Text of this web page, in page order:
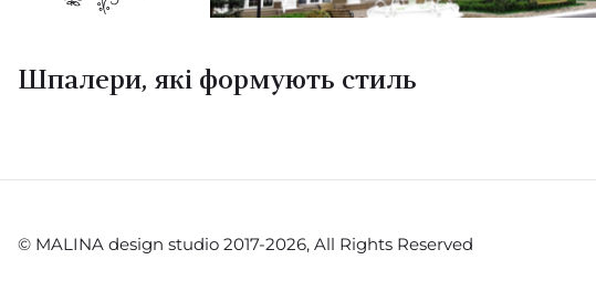
Шпалери, які формують стиль
© MALINA design studio 2017-2026, All Rights Reserved